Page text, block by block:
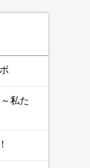
私た